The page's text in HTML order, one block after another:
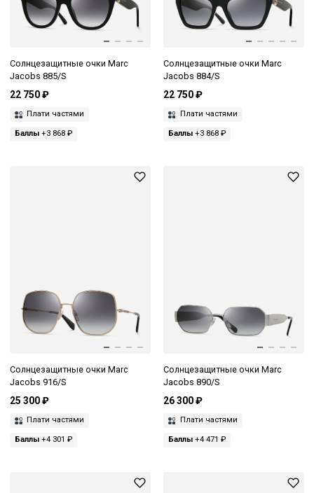
Солнцезащитные очки Marc
Jacobs 885/S
22 750 ₽
Плати частями
Баллы +3 868 ₽
Солнцезащитные очки Marc
Jacobs 884/S
22 750 ₽
Плати частями
Баллы+3 868 ₽
Солнцезащитные очки Marc
Jacobs 916/S
25 300 ₽
Плати частями
Баллы +4 301 ₽
Солнцезащитные очки Marc
Jacobs 890/S
26 300 ₽
Плати частями
Баллы+4 471 ₽